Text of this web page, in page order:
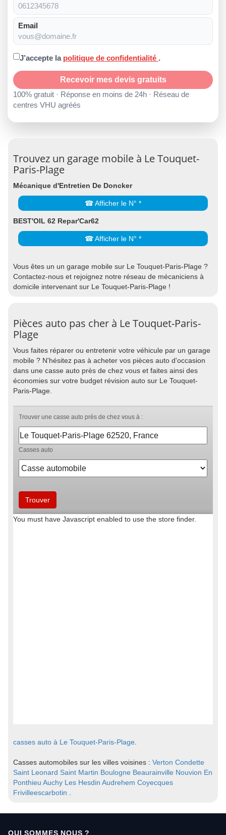
Email
J’accepte la politique de confidentialité .
Recevoir mes devis gratuits
100% gratuit · Réponse en moins de 24h · Réseau de
centres VHU agréés
Trouvez un garage mobile à Le Touquet-
Paris-Plage
Mécanique d'Entretien De Doncker
☎ Afficher le N° *
BEST'OIL 62 Repar'Car62
☎ Afficher le N° *
Vous êtes un un garage mobile sur Le Touquet-Paris-Plage ?
Contactez-nous et rejoignez notre réseau de mécaniciens à
domicile intervenant sur Le Touquet-Paris-Plage !
Pièces auto pas cher à Le Touquet-Paris-
Plage
Vous faites réparer ou entretenir votre véhicule par un garage
mobile ? N'hésitez pas à acheter vos pièces auto d'occasion
dans une casse auto près de chez vous et faites ainsi des
économies sur votre budget révision auto sur Le Touquet-
Paris-Plage.
casses auto à Le Touquet-Paris-Plage
Casses automobiles sur les villes voisines : Verton Condette
Saint Leonard Saint Martin Boulogne Beaurainville Nouvion En
Ponthieu Auchy Les Hesdin Audrehem Coyecques
Frivilleescarbotin
QUI SOMMES NOUS ?